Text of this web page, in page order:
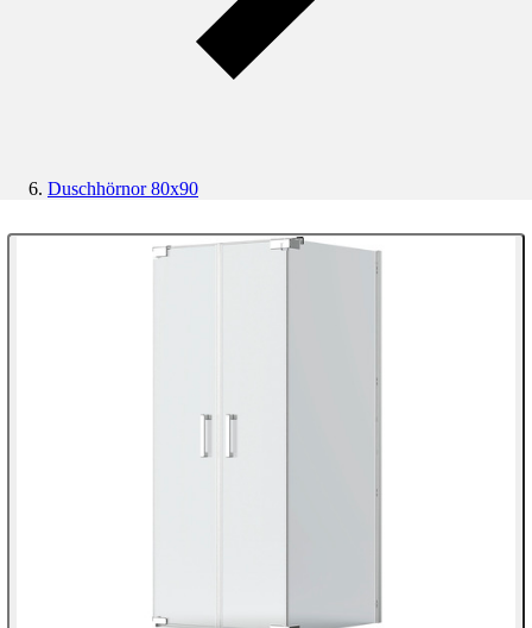
Duschhörnor 80x90